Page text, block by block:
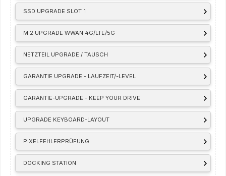
SSD UPGRADE SLOT 1
M.2 UPGRADE WWAN 4G/LTE/5G
NETZTEIL UPGRADE / TAUSCH
GARANTIE UPGRADE - LAUFZEIT/-LEVEL
GARANTIE-UPGRADE - KEEP YOUR DRIVE
UPGRADE KEYBOARD-LAYOUT
PIXELFEHLERPRÜFUNG
DOCKING STATION